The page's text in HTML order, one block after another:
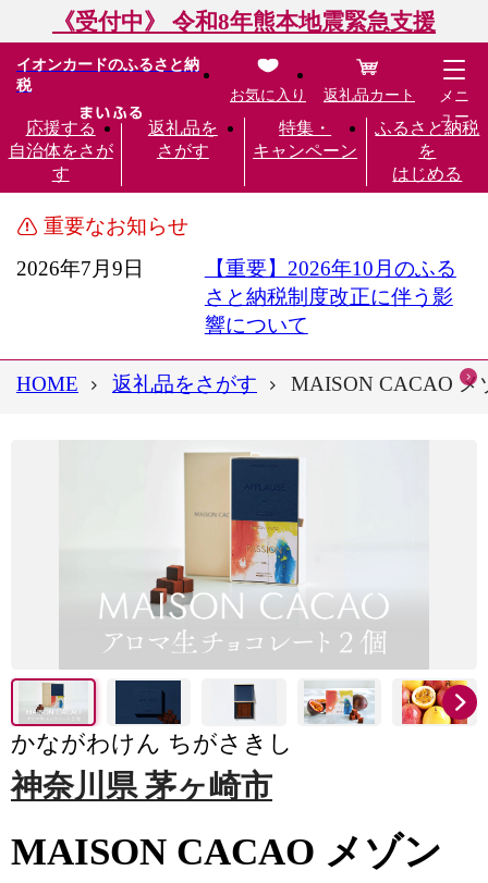
《受付中》 令和8年熊本地震緊急支援
イオンカードのふるさと納
税
応援する
自治体をさが
す
返礼品を
さがす
特集・
キャンペーン
ふるさと納税
を
はじめる
お気に入り 返礼品カート
メニ
ュー
重要なお知らせ
2026年7月9日
【重要】2026年10月のふる
さと納税制度改正に伴う影
響について
HOME 返礼品をさがす MAISON CACAO メ
かながわけん ちがさきし
神奈川県 茅ヶ崎市
MAISON CACAO メゾン